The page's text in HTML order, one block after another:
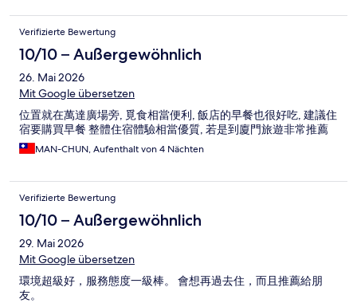
Verifizierte Bewertung
10/10 – Außergewöhnlich
26. Mai 2026
Mit Google übersetzen
位置就在萬達廣場旁, 覓食相當便利, 飯店的早餐也很好吃, 建議住
宿要購買早餐 整體住宿體驗相當優質, 若是到廈門旅遊非常推薦
MAN-CHUN, Aufenthalt von 4 Nächten
Verifizierte Bewertung
10/10 – Außergewöhnlich
29. Mai 2026
Mit Google übersetzen
環境超級好，服務態度一級棒。 會想再過去住，而且推薦給朋
友。